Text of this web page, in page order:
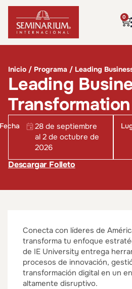
0
Inicio / Programa / Leading
Leading
Fecha
28 de septiembre
al 2 de octubre de
2026
Descargar Folleto
Conecta con líderes de
transforma tu enfoque
de IE University entrega
procesos de innovación,
transformación digital en un
altamente disruptivo.